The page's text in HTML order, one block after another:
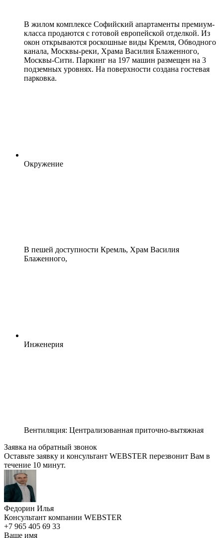
В жилом комплексе Софийский апартаменты премиум-
класса продаются с готовой европейской отделкой. Из
окон открываются роскошные виды Кремля, Обводного
канала, Москвы-реки, Храма Василия Блаженного,
Москвы-Сити. Паркинг на 197 машин размещен на 3
подземных уровнях. На поверхности создана гостевая
парковка.
Окружение
В пешей доступности Кремль, Храм Василия
Блаженного,
Инженерия
Вентиляция: Централизованная приточно-вытяжная
Заявка на обратный звонок
Оставьте заявку и консультант WEBSTER перезвонит Вам в
течение 10 минут.
Федорин Илья
Консультант компании WEBSTER
+7 965 405 69 33
Ваше имя